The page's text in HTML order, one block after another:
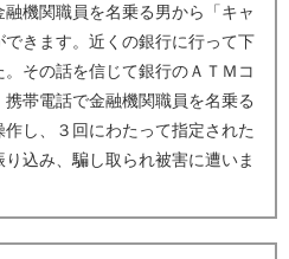
機関職員を名乗る男から「キャ
きます。近くの銀行に行って下
その話を信じて銀行のＡＴＭコ
帯電話で金融機関職員を名乗る
し、３回にわたって指定された
込み、騙し取られ被害に遭いま